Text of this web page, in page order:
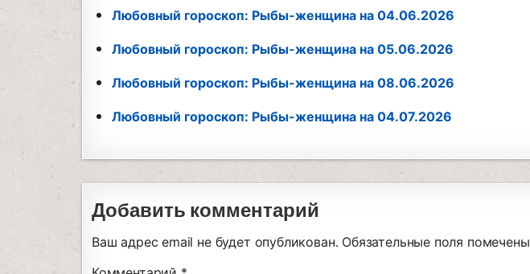
Любовный гороскоп: Рыбы-женщина на 04.06.2026
Любовный гороскоп: Рыбы-женщина на 05.06.2026
Любовный гороскоп: Рыбы-женщина на 08.06.2026
Любовный гороскоп: Рыбы-женщина на 04.07.2026
Добавить комментарий
Ваш адрес email не будет опубликован. Обязательные поля помечены